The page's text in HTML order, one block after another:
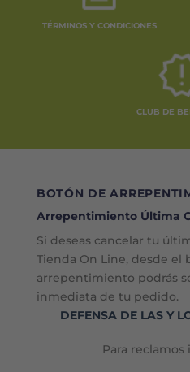
TÉRMINOS Y CONDICIONES
CLUB DE
BOTÓN DE
Arrepentimiento Última
Si deseas cancelar tu
Tienda On Line, desde el
arrepentimiento podrás
inmediata de tu pedido.
DEFENSA DE LAS Y
Para reclamos